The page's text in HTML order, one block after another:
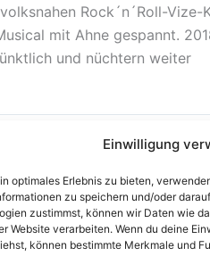
Einwilligung
optimales Erlebnis zu bieten,
zu speichern und/oder
zustimmst, können wir Daten wie
Website verarbeiten. Wenn du deine
können bestimmte Merkmale und
Rock´n´Roll-Vize-
mit Ahne gespannt.
und nüchtern weiter
Gesundes